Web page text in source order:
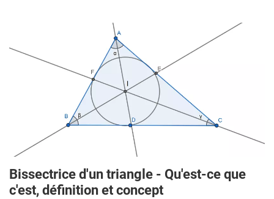
Bissectrice d'un triangle - Qu'est-ce que
c'est, définition et concept